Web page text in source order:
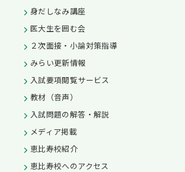
身だしなみ講座
医大生を囲む会
２次面接・小論対策指導
みらい更新情報
入試要項閲覧サービス
教材（音声）
入試問題の解答・解説
メディア掲載
恵比寿校紹介
恵比寿校へのアクセス